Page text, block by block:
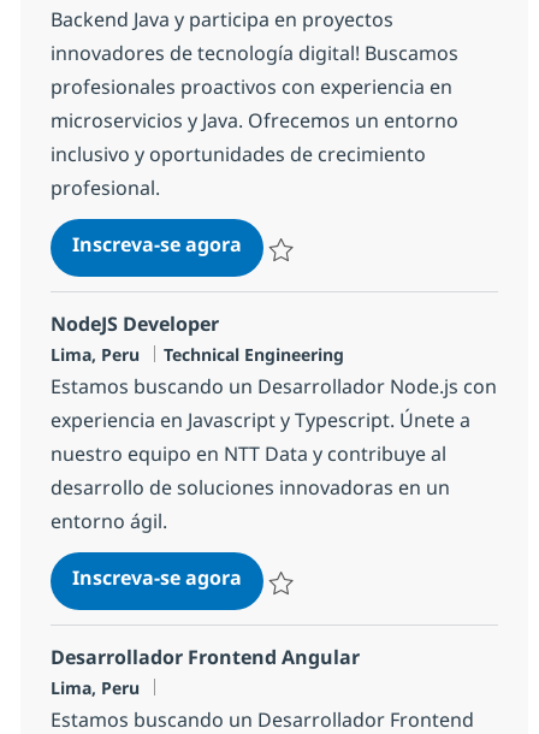
Backend Java y participa en proyectos
innovadores de tecnología digital! Buscamos
profesionales proactivos con experiencia en
microservicios y Java. Ofrecemos un entorno
inclusivo y oportunidades de crecimiento
profesional.
Inscreva-se agoraDesarrollador Backend Java
NodeJS Developer
Localização
Lima, Peru Categoria
Technical Engineering
Estamos buscando un Desarrollador Node.js con
experiencia en Javascript y Typescript. Únete a
nuestro equipo en NTT Data y contribuye al
desarrollo de soluciones innovadoras en un
entorno ágil.
Inscreva-se agoraNodeJS Developer
Desarrollador Frontend Angular
Localização
Lima, Peru
Estamos buscando un Desarrollador Frontend